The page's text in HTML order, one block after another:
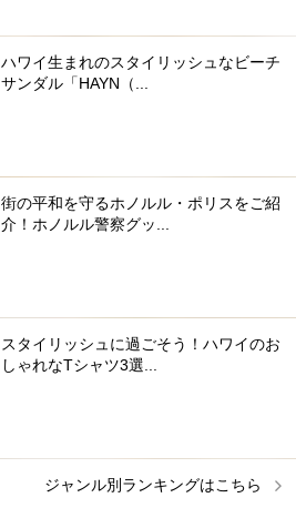
ハワイ生まれのスタイリッシュなビーチ
サンダル「HAYN（...
街の平和を守るホノルル・ポリスをご紹
介！ホノルル警察グッ...
スタイリッシュに過ごそう！ハワイのお
しゃれなTシャツ3選...
ジャンル別ランキングはこちら